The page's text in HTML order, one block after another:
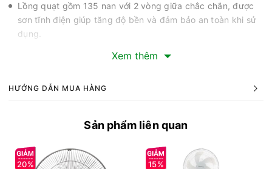
Lồng quạt gồm 135 nan với 2 vòng giữa chắc chắn, được
sơn tĩnh điện giúp tăng độ bền và đảm bảo an toàn khi sử
dụng.
100cm phù hợp với nhiều vị trí đặt khác nhau.
chế rung lắc khi hoạt động.
đại cùng hai màu sắc lựa chọn là vàng cam và kem nâu. Màu
sắc tươi sáng giúp sản phẩm trở thành điểm nhấn cho không
gian sống và phù hợp với nhiều phong cách nội thất khác
Xem thêm
HƯỚNG DẪN MUA HÀNG
Sản phẩm liên quan
20% 15%